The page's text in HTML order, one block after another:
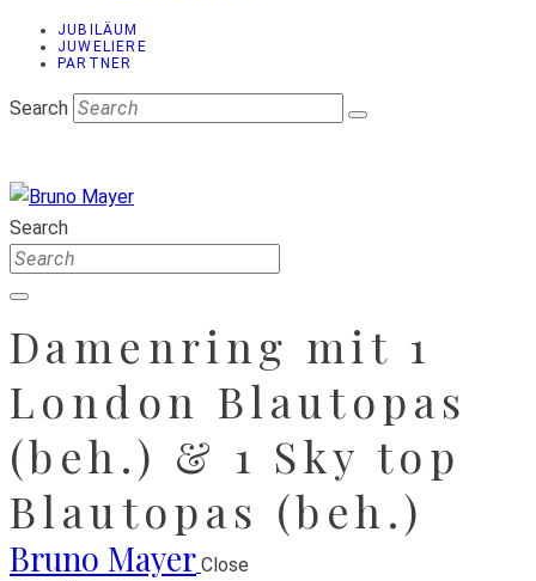
JUBILÄUM
JUWELIERE
PARTNER
Search
Search
Damenring mit 1
London Blautopas
(beh.) & 1 Sky top
Blautopas (beh.)
Bruno Mayer Close